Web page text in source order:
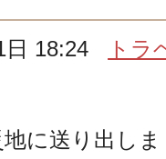
日 18:24 トラ
地に送り出し